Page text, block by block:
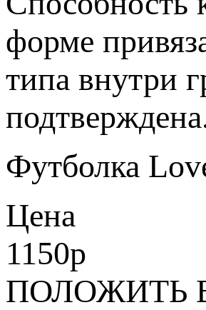
форме
типа внутри
Футболка
Цена
1150p
ПОЛОЖИТЬ